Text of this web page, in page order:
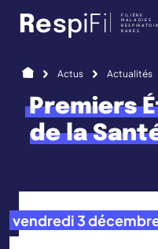
RespiFi FILIÈRE
MALADIES
RARES
AccueilActus Actualités
Premiers
de la
vendredi 3